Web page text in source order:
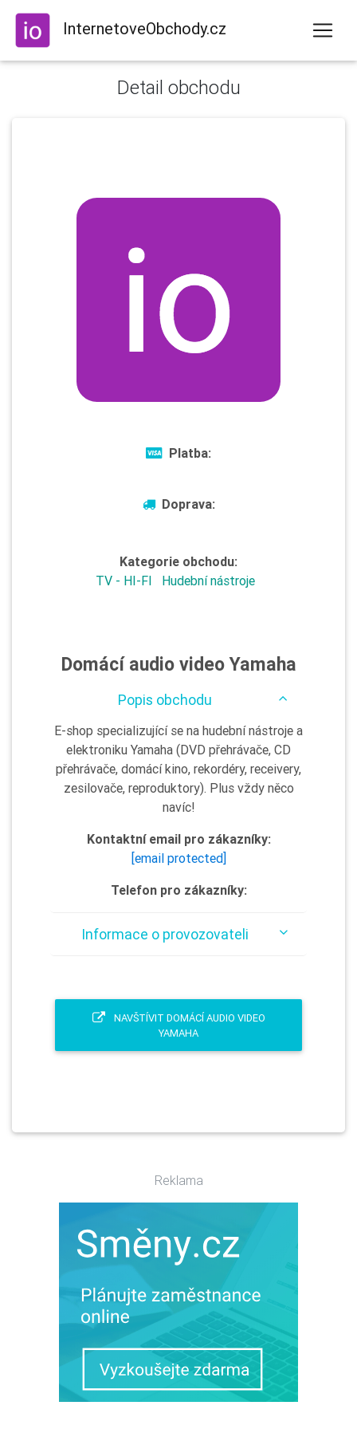
InternetoveObchody.cz
Detail obchodu
Platba:
Doprava:
Kategorie obchodu:
TV - HI-FI
Hudební nástroje
Domácí audio video Yamaha
Popis obchodu
E-shop specializující se na hudební nástroje a
elektroniku Yamaha (DVD přehrávače, CD
přehrávače, domácí kino, rekordéry, receivery,
zesilovače, reproduktory). Plus vždy něco
navíc!
Kontaktní email pro zákazníky:
[email protected]
Telefon pro zákazníky:
Informace o provozovateli
NAVŠTÍVIT DOMÁCÍ AUDIO VIDEO
YAMAHA
Reklama